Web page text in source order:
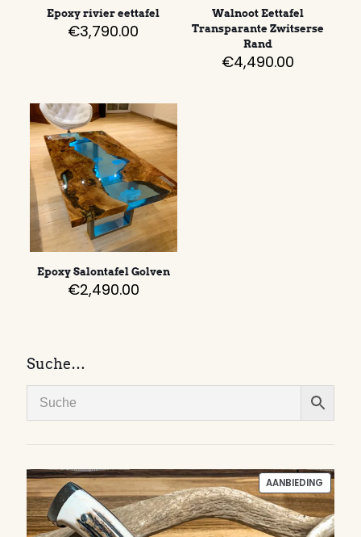
Epoxy rivier eettafel
€3,790.00
Walnoot Eettafel
Transparante Zwitserse
Rand
€4,490.00
Epoxy Salontafel Golven
€2,490.00
Suche…
AANBIEDING
IN
DE